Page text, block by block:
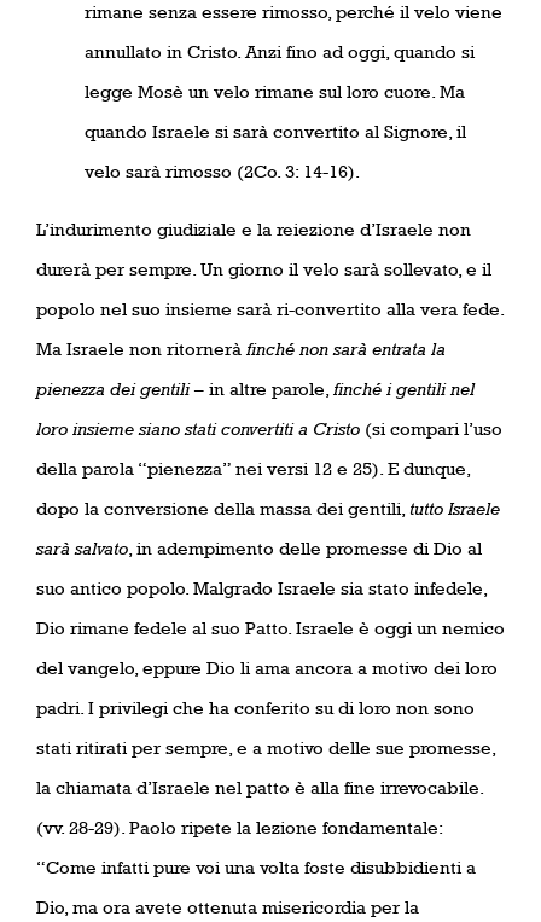
rimane senza essere rimosso, perché il velo viene
annullato in Cristo. Anzi fino ad oggi, quando si
legge Mosè un velo rimane sul loro cuore. Ma
quando Israele si sarà convertito al Signore, il
velo sarà rimosso (2Co. 3: 14-16).
L’indurimento giudiziale e la reiezione d’Israele non
durerà per sempre. Un giorno il velo sarà sollevato, e il
popolo nel suo insieme sarà ri-convertito alla vera fede.
Ma Israele non ritornerà finché non sarà entrata la
pienezza dei gentili– in altre parole, finché i gentili nel
loro insieme siano stati convertiti a Cristo (si compari l’uso
della parola “pienezza” nei versi 12 e 25). E dunque,
dopo la conversione della massa dei gentili, tutto Israele
sarà salvato , in adempimento delle promesse di Dio al
suo antico popolo. Malgrado Israele sia stato infedele,
Dio rimane fedele al suo Patto. Israele è oggi un nemico
del vangelo, eppure Dio li ama ancora a motivo dei loro
padri. I privilegi che ha conferito su di loro non sono
stati ritirati per sempre, e a motivo delle sue promesse,
la chiamata d’Israele nel patto è alla fine irrevocabile.
(vv. 28-29). Paolo ripete la lezione fondamentale:
“Come infatti pure voi una volta foste disubbidienti a
Dio, ma ora avete ottenuta misericordia per la